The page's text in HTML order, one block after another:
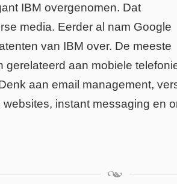
IBM overgenomen. Dat
media. Eerder al nam Google
van IBM over. De meeste
gerelateerd aan mobiele
aan email management,
instant messaging en